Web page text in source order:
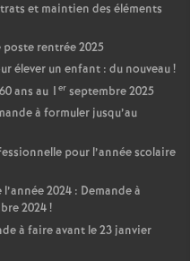
et maintien des éléments
poste rentrée 2025
élever un enfant : du nouveau!
ans au 1 er septembre 2025
à formuler jusqu’au
pour l’année scolaire
2024 : Demande à
2024!
à faire avant le 23 janvier